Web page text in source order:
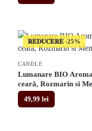
𝐑𝐄𝐃𝐔𝐂𝐄𝐑𝐄
CANDLE
Lumanare BIO
ceară, Rozmarin si
49,99lei